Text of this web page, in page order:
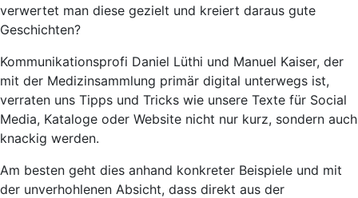
verwertet man diese gezielt und kreiert daraus gute
Geschichten?
Kommunikationsprofi Daniel Lüthi und Manuel Kaiser, der
mit der Medizinsammlung primär digital unterwegs ist,
verraten uns Tipps und Tricks wie unsere Texte für Social
Media, Kataloge oder Website nicht nur kurz, sondern auch
knackig werden.
Am besten geht dies anhand konkreter Beispiele und mit
der unverhohlenen Absicht, dass direkt aus der